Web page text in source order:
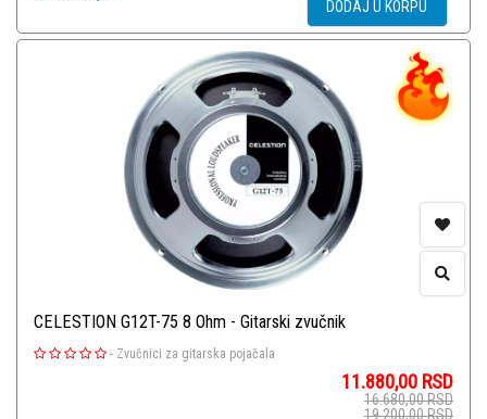
DODAJ U KORPU
CELESTION G12T-75 8 Ohm - Gitarski zvučnik
- Zvučnici za gitarska pojačala
11.880,00 RSD
16.680,00RSD
19.200,00RSD